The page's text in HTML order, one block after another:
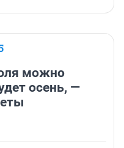
можно
осень, —